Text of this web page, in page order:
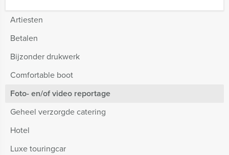
Artiesten
Betalen
Bijzonder drukwerk
Comfortable boot
Foto- en/of video reportage
Geheel verzorgde catering
Hotel
Luxe touringcar